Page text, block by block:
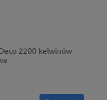
2200 kelwinów